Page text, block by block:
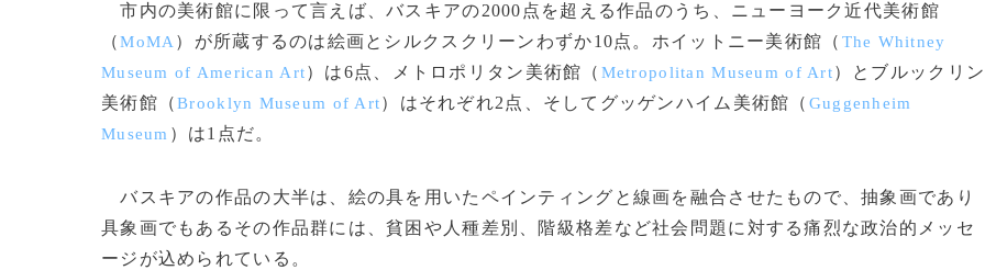
市内の美術館に限って言えば、バスキアの2000点を超える作品のうち、ニューヨーク近代美術館
（MoMA ）が所蔵するのは絵画とシルクスクリーンわずか10点。ホイットニー美術館（ The Whitney
Museum of American Art）は6点、メトロポリタン美術館（ Metropolitan Museum of Art）とブルックリン
美術館（Brooklyn Museum of Art）はそれぞれ2点、そしてグッゲンハイム美術館（ Guggenheim
Museum ）は1点だ。
バスキアの作品の大半は、絵の具を用いたペインティングと線画を融合させたもので、抽象画であり
具象画でもあるその作品群には、貧困や人種差別、階級格差など社会問題に対する痛烈な政治的メッセ
ージが込められている。